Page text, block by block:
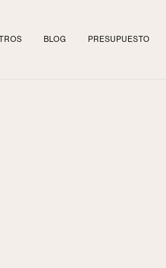
BLOG PRESUPUESTO